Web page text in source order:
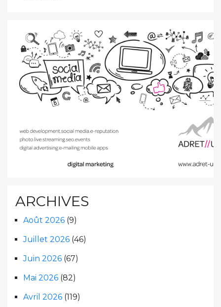
ARCHIVES
Août 2026 (9)
Juillet 2026 (46)
Juin 2026 (67)
Mai 2026 (82)
Avril 2026 (119)